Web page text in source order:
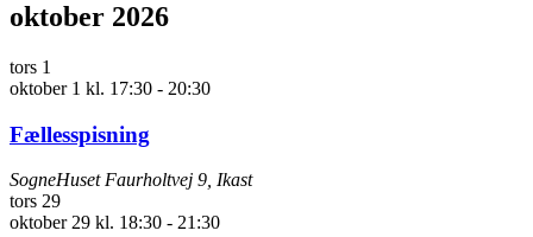
oktober 2026
tors 1
oktober 1 kl. 17:30 - 20:30
Fællesspisning
SogneHusetFaurholtvej 9, Ikast
tors 29
oktober 29 kl. 18:30 - 21:30